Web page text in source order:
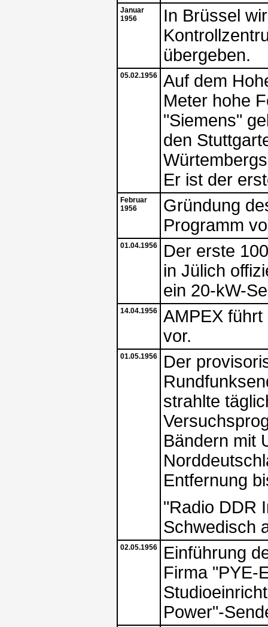
Januar
1956
In Brüssel
übergeben.
05.02.1956
Auf dem
Meter hohe
"Siemens"
den
Er ist der
Februar
1956
Gründung
Programm
01.04.1956
Der erste
in Jülich
ein 20-kW-
14.04.1956
AMPEX
vor.
01.05.1956
Der
strahlte
Bändern mit
Entfernung
"Radio DDR
Schwedisch
02.05.1956
Einführung
Firma "PYE-
Power"-